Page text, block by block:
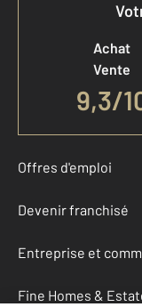
Achat
Vente
9,3/
Offres d'emploi
Devenir franchisé
Entreprise et
Fine Homes &